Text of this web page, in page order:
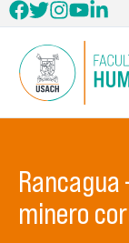
al
contenido
minero